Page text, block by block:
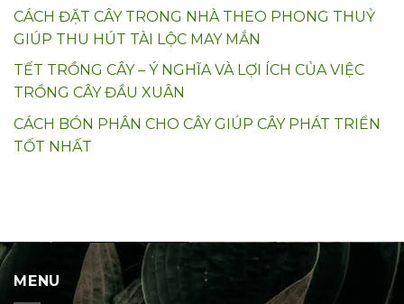
CÁCH ĐẶT CÂY TRONG NHÀ THEO PHONG THUỶ
GIÚP THU HÚT TÀI LỘC MAY MẮN
TẾT TRỒNG CÂY – Ý NGHĨA VÀ LỢI ÍCH CỦA VIỆC
TRỒNG CÂY ĐẦU XUÂN
CÁCH BÓN PHÂN CHO CÂY GIÚP CÂY PHÁT TRIỂN
TỐT NHẤT
MENU